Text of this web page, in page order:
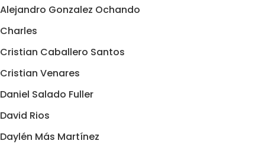
Alejandro Gonzalez Ochando
Charles
Cristian Caballero Santos
Cristian Venares
Daniel Salado Fuller
David Rios
Daylén Más Martínez